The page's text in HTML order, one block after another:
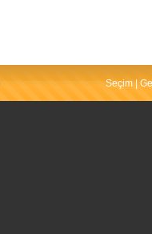
Seçim